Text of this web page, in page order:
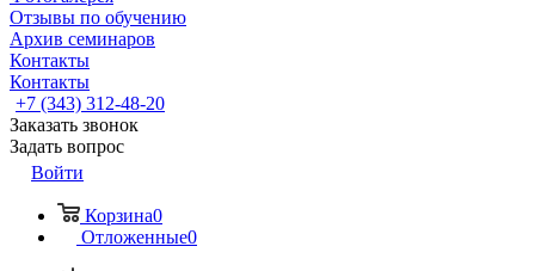
Отзывы по обучению
Архив семинаров
Контакты
Контакты
+7 (343) 312-48-20
Заказать звонок
Задать вопрос
Войти
Корзина0
Отложенные0